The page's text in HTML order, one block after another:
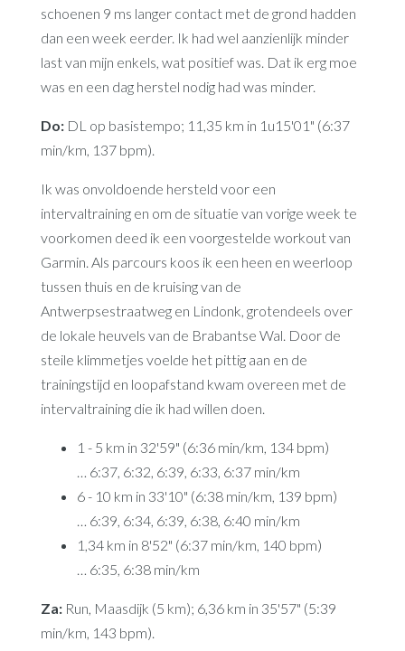
schoenen 9 ms langer contact met de grond hadden
dan een week eerder. Ik had wel aanzienlijk minder
last van mijn enkels, wat positief was. Dat ik erg moe
was en een dag herstel nodig had was minder.
Do:DL op basistempo; 11,35 km in 1u15'01" (6:37
min/km, 137 bpm).
Ik was onvoldoende hersteld voor een
intervaltraining en om de situatie van vorige week te
voorkomen deed ik een voorgestelde workout van
Garmin. Als parcours koos ik een heen en weerloop
tussen thuis en de kruising van de
Antwerpsestraatweg en Lindonk, grotendeels over
de lokale heuvels van de Brabantse Wal. Door de
steile klimmetjes voelde het pittig aan en de
trainingstijd en loopafstand kwam overeen met de
intervaltraining die ik had willen doen.
1 - 5 km in 32'59" (6:36 min/km, 134 bpm)
… 6:37, 6:32, 6:39, 6:33, 6:37 min/km
6 - 10 km in 33'10" (6:38 min/km, 139 bpm)
… 6:39, 6:34, 6:39, 6:38, 6:40 min/km
1,34 km in 8'52" (6:37 min/km, 140 bpm)
… 6:35, 6:38 min/km
Za:Run, Maasdijk (5 km); 6,36 km in 35'57" (5:39
min/km, 143 bpm).